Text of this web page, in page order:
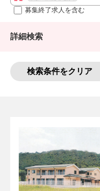
募集終了求人を含む
詳細検索
検索条件をクリア